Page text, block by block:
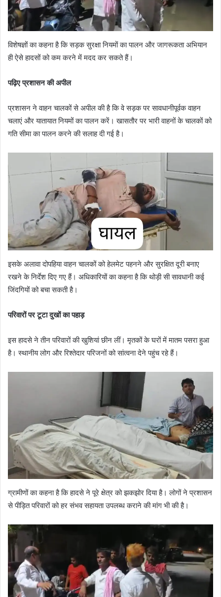
विशेषज्ञों का कहना है कि सड़क सुरक्षा नियमों का पालन और जागरूकता अभियान
ही ऐसे हादसों को कम करने में मदद कर सकते हैं।
पढ़िए प्रशासन की अपील
प्रशासन ने वाहन चालकों से अपील की है कि वे सड़क पर सावधानीपूर्वक वाहन
चलाएं और यातायात नियमों का पालन करें। खासतौर पर भारी वाहनों के चालकों को
गति सीमा का पालन करने की सलाह दी गई है।
इसके अलावा दोपहिया वाहन चालकों को हेलमेट पहनने और सुरक्षित दूरी बनाए
रखने के निर्देश दिए गए हैं। अधिकारियों का कहना है कि थोड़ी सी सावधानी कई
जिंदगियों को बचा सकती है।
परिवारों पर टूटा दुखों का पहाड़
इस हादसे ने तीन परिवारों की खुशियां छीन लीं। मृतकों के घरों में मातम पसरा हुआ
है। स्थानीय लोग और रिश्तेदार परिजनों को सांत्वना देने पहुंच रहे हैं।
ग्रामीणों का कहना है कि हादसे ने पूरे क्षेत्र को झकझोर दिया है। लोगों ने प्रशासन
से पीड़ित परिवारों को हर संभव सहायता उपलब्ध कराने की मांग भी की है।